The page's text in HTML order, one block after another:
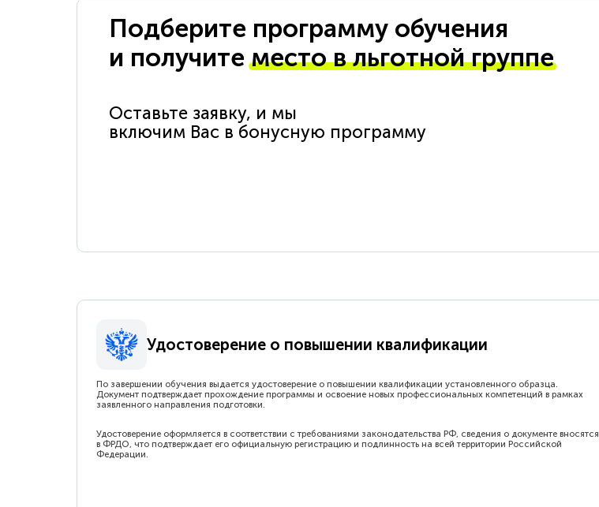
Подберите программу обучения
и получитеместо в льготной группе
Оставьте заявку, и мы
включим Вас в бонусную программу
Удостоверение о повышении квалификации
По завершении обучения выдается удостоверение о повышении квалификации установленного образца.
Документ подтверждает прохождение программы и освоение новых профессиональных компетенций в рамках
заявленного направления подготовки.
Удостоверение оформляется в соответствии с требованиями законодательства РФ, сведения о документе вносятся
в ФРДО, что подтверждает его официальную регистрацию и подлинность на всей территории Российской
Федерации.